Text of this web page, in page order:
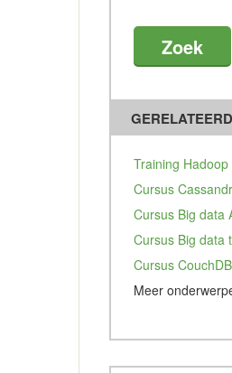
Training Hadoop
Cursus
Cursus Big data
Cursus Big data
Cursus CouchDB
Meer
Cursus
Training Data